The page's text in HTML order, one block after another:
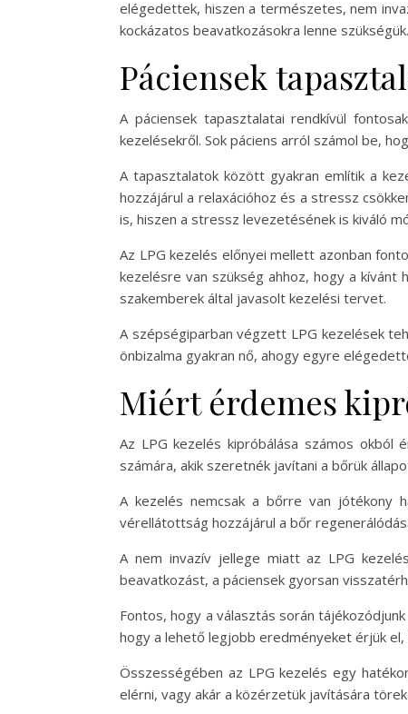
elégedettek, hiszen a természetes, nem
kockázatos beavatkozásokra lenne szükségük.
Páciensek
A páciensek tapasztalatai rendkívül
kezelésekről. Sok páciens arról számol be,
A tapasztalatok között gyakran említik a
hozzájárul a relaxációhoz és a stressz
is, hiszen a stressz levezetésének is kiváló
Az LPG kezelés előnyei mellett azonban
kezelésre van szükség ahhoz, hogy a kívánt
szakemberek által javasolt kezelési tervet.
A szépségiparban végzett LPG kezelések
önbizalma gyakran nő, ahogy egyre
Miért érdemes
Az LPG kezelés kipróbálása számos okból
számára, akik szeretnék javítani a bőrük
A kezelés nemcsak a bőrre van jótékony
vérellátottság hozzájárul a bőr
A nem invazív jellege miatt az LPG
beavatkozást, a páciensek gyorsan
Fontos, hogy a választás során
hogy a lehető legjobb eredményeket érjük
Összességében az LPG kezelés egy
elérni, vagy akár a közérzetük javítására